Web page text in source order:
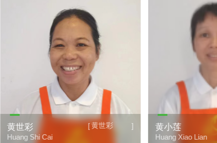
[黄小莲 ]
黄小莲
Huang Xiao Lian
陶爱明
Tao Ai Ming